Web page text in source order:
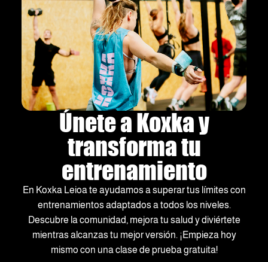
Únete a Koxka y
transforma tu
entrenamiento
En Koxka Leioa te ayudamos a superar tus límites con
entrenamientos adaptados a todos los niveles.
Descubre la comunidad, mejora tu salud y diviértete
mientras alcanzas tu mejor versión. ¡Empieza hoy
mismo con una clase de prueba gratuita!